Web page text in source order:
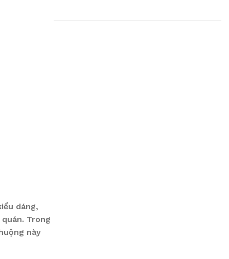
dáng,
Trong
này